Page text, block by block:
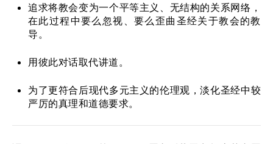
追求将教会变为一个平等主义、无结构的关系网络，
在此过程中要么忽视、要么歪曲圣经关于教会的教
导。
用彼此对话取代讲道。
为了更符合后现代多元主义的伦理观，淡化圣经中较
严厉的真理和道德要求。